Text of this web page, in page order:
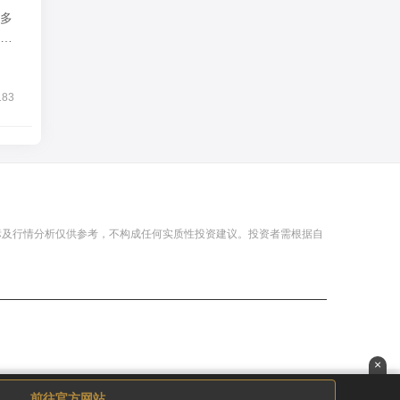
行情分析仅供参考，不构成任何实质性投资建议。投资者需根据自
×